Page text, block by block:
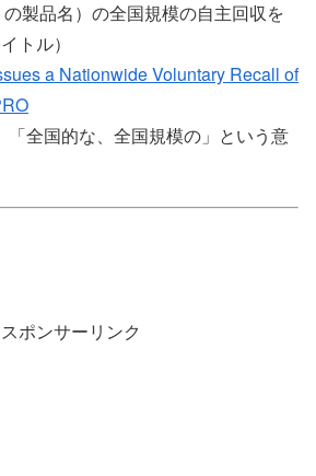
製品名）の全国規模の自主回収を
トル）
a Nationwide Voluntary Recall of
全国的な、全国規模の」という意
スポンサーリンク